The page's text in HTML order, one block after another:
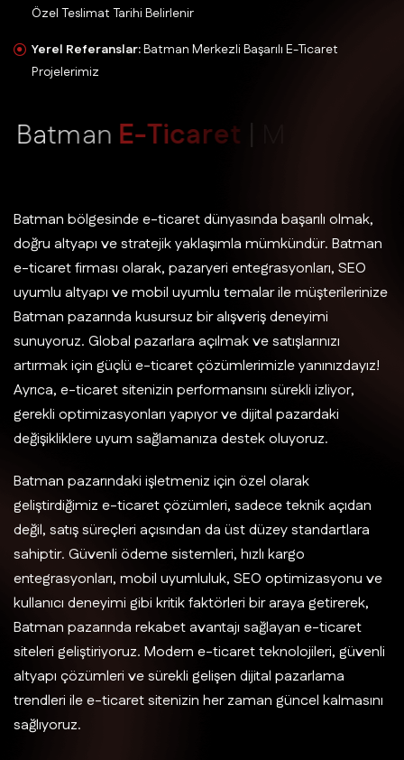
Özel Teslimat Tarihi Belirlenir
Yerel Referanslar:Batman Merkezli Başarılı E-Ticaret
Projelerimiz
Batman E-Ticaret| M
Batman bölgesinde e-ticaret dünyasında başarılı olmak,
doğru altyapı ve stratejik yaklaşımla mümkündür. Batman
e-ticaret firması olarak, pazaryeri entegrasyonları, SEO
uyumlu altyapı ve mobil uyumlu temalar ile müşterilerinize
Batman pazarında kusursuz bir alışveriş deneyimi
sunuyoruz. Global pazarlara açılmak ve satışlarınızı
artırmak için güçlü e-ticaret çözümlerimizle yanınızdayız!
Ayrıca, e-ticaret sitenizin performansını sürekli izliyor,
gerekli optimizasyonları yapıyor ve dijital pazardaki
değişikliklere uyum sağlamanıza destek oluyoruz.
Batman pazarındaki işletmeniz için özel olarak
geliştirdiğimiz e-ticaret çözümleri, sadece teknik açıdan
değil, satış süreçleri açısından da üst düzey standartlara
sahiptir. Güvenli ödeme sistemleri, hızlı kargo
entegrasyonları, mobil uyumluluk, SEO optimizasyonu ve
kullanıcı deneyimi gibi kritik faktörleri bir araya getirerek,
Batman pazarında rekabet avantajı sağlayan e-ticaret
siteleri geliştiriyoruz. Modern e-ticaret teknolojileri, güvenli
altyapı çözümleri ve sürekli gelişen dijital pazarlama
trendleri ile e-ticaret sitenizin her zaman güncel kalmasını
sağlıyoruz.